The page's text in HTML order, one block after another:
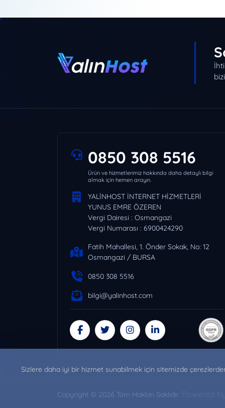
0850 308 5516
Ürün ve hizmetlerimiz hakkında daha detaylı bilgi
almak için hemen arayın.
YALİNHOST İNTERNET HİZMETLERİ
YUNUS EMRE ÖZEREN
Vergi Dairesi : Osmangazi
Vergi Numarası : 6900424290
Fatih Mahallesi, 1. Önder Sokak, No: 12
Osmangazi / BURSA
0850 308 5516
bilgi@yalinhost.com
Copyright © 2026 Tüm Hakları Saklıdır.
Sizlere daha iyi bir hizmet sunabilmek için sitemizde